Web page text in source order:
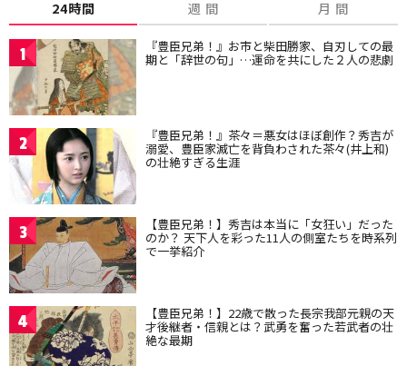
24時間 週 間 月 間
1 『豊臣兄弟！』お市と柴田勝家、自刃しての最
期と「辞世の句」…運命を共にした２人の悲劇
2 『豊臣兄弟！』茶々＝悪女はほぼ創作？秀吉が
溺愛、豊臣家滅亡を背負わされた茶々(井上和)
の壮絶すぎる生涯
3 【豊臣兄弟！】秀吉は本当に「女狂い」だった
のか？ 天下人を彩った11人の側室たちを時系列
で一挙紹介
4 【豊臣兄弟！】22歳で散った長宗我部元親の天
才後継者・信親とは？武勇を奮った若武者の壮
絶な最期